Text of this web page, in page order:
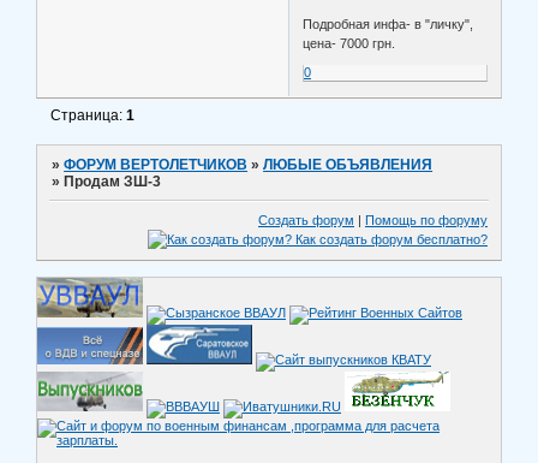
Подробная инфа- в "личку",
цена- 7000 грн.
0
Страница:1
»ФОРУМ ВЕРТОЛЕТЧИКОВ »ЛЮБЫЕ ОБЪЯВЛЕНИЯ
» Продам ЗШ-3
Создать форум | Помощь по форуму